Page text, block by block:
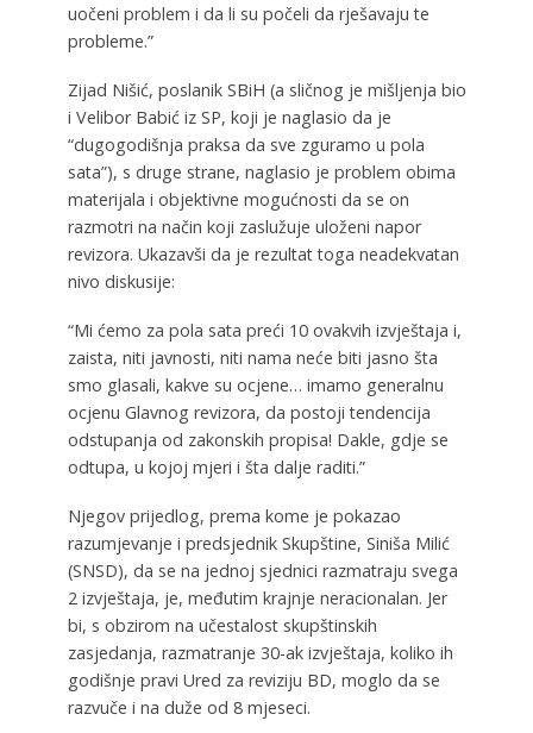
uočeni problem i da li su počeli da rješavaju te
probleme.”
Zijad Nišić, poslanik SBiH (a sličnog je mišljenja bio
i Velibor Babić iz SP, koji je naglasio da je
“dugogodišnja praksa da sve zguramo u pola
sata”), s druge strane, naglasio je problem obima
materijala i objektivne mogućnosti da se on
razmotri na način koji zaslužuje uloženi napor
revizora. Ukazavši da je rezultat toga neadekvatan
nivo diskusije:
“Mi ćemo za pola sata preći 10 ovakvih izvještaja i,
zaista, niti javnosti, niti nama neće biti jasno šta
smo glasali, kakve su ocjene… imamo generalnu
ocjenu Glavnog revizora, da postoji tendencija
odstupanja od zakonskih propisa! Dakle, gdje se
odtupa, u kojoj mjeri i šta dalje raditi.”
Njegov prijedlog, prema kome je pokazao
razumjevanje i predsjednik Skupštine, Siniša Milić
(SNSD), da se na jednoj sjednici razmatraju svega
2 izvještaja, je, međutim krajnje neracionalan. Jer
bi, s obzirom na učestalost skupštinskih
zasjedanja, razmatranje 30-ak izvještaja, koliko ih
godišnje pravi Ured za reviziju BD, moglo da se
razvuče i na duže od 8 mjeseci.